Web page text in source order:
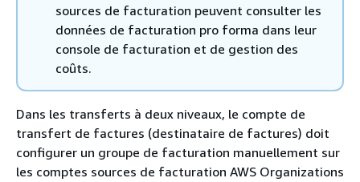
sources de facturation peuvent consulter les
données de facturation pro forma dans leur
console de facturation et de gestion des
coûts.
Dans les transferts à deux niveaux, le compte de
transfert de factures (destinataire de factures) doit
configurer un groupe de facturation manuellement sur
les comptes sources de facturation AWS Organizations